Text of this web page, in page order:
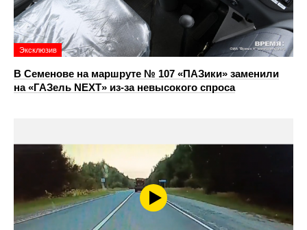
Эксклюзив
В Семенове на маршруте № 107 «ПАЗики» заменили
на «ГАЗель NEXT» из‑за невысокого спроса